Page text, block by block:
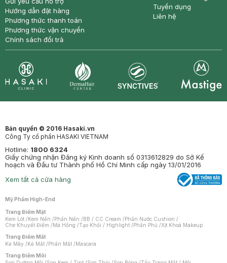
Hướng dẫn đặt hàng
Phương thức thanh toán
Phương thức vận chuyển
Chính sách đổi trả
Tuyển dụng
Liên hệ
Bản quyền © 2016 Hasaki.vn
Công Ty cổ phần HASAKI VIETNAM
Hotline: 1800 6324
Giấy chứng nhận Đăng ký Kinh doanh số 0313612829 do Sở Kế
hoạch và Đầu tư Thành phố Hồ Chí Minh cấp ngày 13/01/2016
Xem tất cả cửa hàng
Mỹ Phẩm High-End
Trang Điểm Mặt
Kem Lót /Kem Nền /Phấn Nền /BB / CC Cream /Phấn Nước Cushion /
Che Khuyết Điểm /Má Hồng /Tạo Khối / Highlight /Phấn Phủ /Xịt Khoá Makeup
Trang Điểm Mắt
Kẻ Mày /Kẻ Mắt /Phấn Mắt /Mascara
Trang Điểm Môi